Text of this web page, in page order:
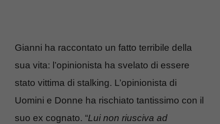
Gianni ha raccontato un fatto terribile della
sua vita: l’opinionista ha svelato di essere
stato vittima di stalking. L’opinionista di
Uomini e Donne ha rischiato tantissimo con il
suo ex cognato. “Lui non riusciva ad